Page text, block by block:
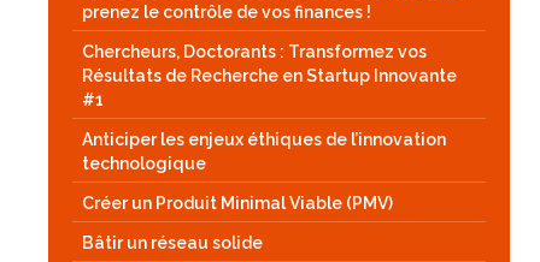
prenez le contrôle de vos finances !
Chercheurs, Doctorants : Transformez vos
Résultats de Recherche en Startup Innovante
#1
Anticiper les enjeux éthiques de l’innovation
technologique
Créer un Produit Minimal Viable (PMV)
Bâtir un réseau solide